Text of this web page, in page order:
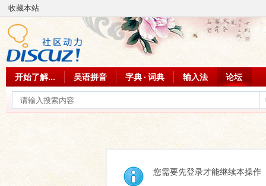
收藏本站
开始了解... 吴语拼音 字典 · 词典 输入法 论坛
您需要先登录才能继续本操作